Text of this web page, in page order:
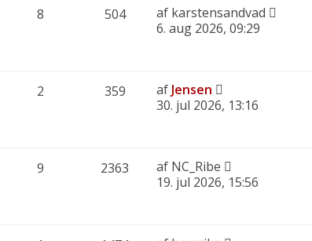
8 504 af karstensandvad
6. aug 2026, 09:29
2 359 af Jensen
30. jul 2026, 13:16
9 2363 af NC_Ribe
19. jul 2026, 15:56